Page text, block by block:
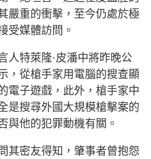
嚴重的衝擊，至今仍處於極
受媒體訪問。
人特萊隆·皮潘中將昨晚公
，從槍手家用電腦的搜查顯
電子遊戲，此外，槍手家中
是搜尋外國大規模槍擊案的
與他的犯罪動機有關。
其密友得知，肇事者曾抱怨